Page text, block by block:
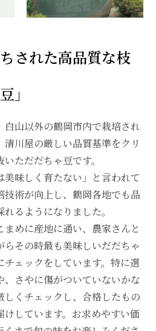
された高品質な枝
」
白山以外の鶴岡市内で栽培され
川屋の厳しい品質基準をクリ
ただだちゃ豆です。
味しく育たない」と言われて
技術が向上し、鶴岡各地でも品
るようになりました。
めに産地に通い、農家さんと
その時最も美味しいだだちゃ
ェックをしています。特に選
さやに傷がついていないかな
しくチェックし、合格したもの
しています。お求めやすい価